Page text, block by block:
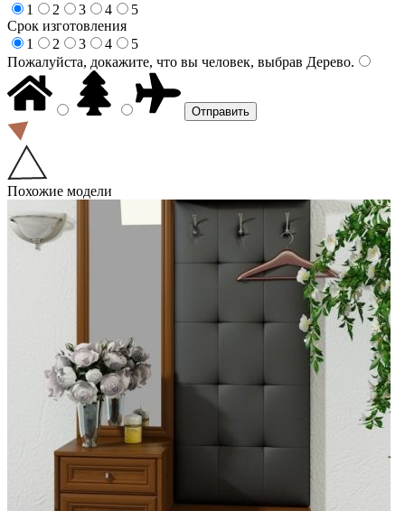
1
2 3 4
5
Срок изготовления
1
2 3 4
5
Пожалуйста, докажите, что вы человек, выбрав Дерево.
Похожие модели